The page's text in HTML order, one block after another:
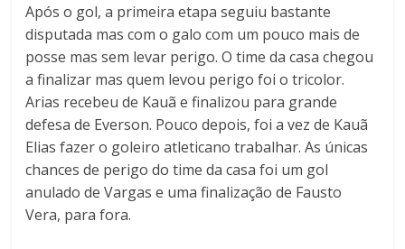
Após o gol, a primeira etapa seguiu bastante
disputada mas com o galo com um pouco mais de
posse mas sem levar perigo. O time da casa chegou
a finalizar mas quem levou perigo foi o tricolor.
Arias recebeu de Kauã e finalizou para grande
defesa de Everson. Pouco depois, foi a vez de Kauã
Elias fazer o goleiro atleticano trabalhar. As únicas
chances de perigo do time da casa foi um gol
anulado de Vargas e uma finalização de Fausto
Vera, para fora.